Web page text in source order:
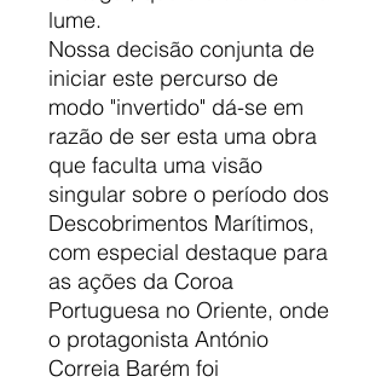
lume.
Nossa decisão conjunta de
iniciar este percurso de
modo "invertido" dá-se em
razão de ser esta uma obra
que faculta uma visão
singular sobre o período dos
Descobrimentos Marítimos,
com especial destaque para
as ações da Coroa
Portuguesa no Oriente, onde
o protagonista António
Correia Barém foi